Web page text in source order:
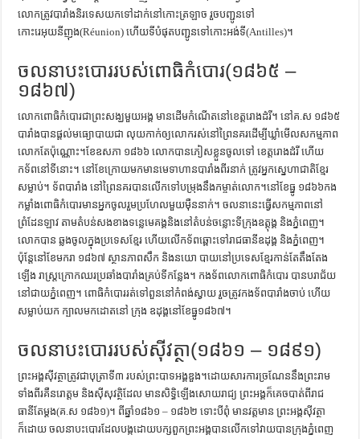
លោកត្រូវបារាំងនិរទេសយកទៅដាក់នៅកោះត្រឡាច រួចបញ្ជូនទៅ
កោះរេអុយនីញុង(Réunion) ហើយទីបំផុតបញ្ជូនទៅកោះអង់ទី(Antilles)។
ចលនាបះបោររបស់ពោធិកំបោរ(១៨៦៥ –
១៨៦៧)
លោកពោធិកំបោរជាព្រះសង្ឃមួយអង្គ មានដើមកំណើតនៅខេត្តរោងដំរី។ នៅគ.ស ១៨៦៥
បារាំងបានផ្ដល់មធ្យោបាយជា លុយកាក់ឲ្យលោករស់នៅព្រៃនគរដើម្បីឃ្លាំមើលសកម្មភាព
លោកតែប៉ុណ្ណោះ។ខែឧសភា ១៨៦៦ លោកបានភៀសខ្លួនចូលទៅ ខេត្តរោងដំរី ហើយ
កទ័ពនៅទីនោះ។ នៅខែក្រោយមកមានមេទាហានបារាំងពីរនាក់ ត្រូវអ្នកស្នេហាជាតិខ្មែរ
សម្លាប់។ ទ័ពបារាំង នៅព្រៃនគរបានលើកទៅបម្រុងនឹងកម្ចាត់លោក។នៅខែធ្នូ ១៨៦៦កង
កម្លាំងពោធិកំបោរមានអ្នកចូលរួមប្រហែលមួយម៉ឺននាក់។ ចលនានេះធ្វើសកម្មភាពនៅ
ព្រំដែនឡាវ តាមតំបន់សងខាងទន្លេមេគង្គនិងនៅតំបន់ចន្លោះទីក្រុងឧត្ដុង្គ និងភ្នំពេញ។
លោកបាន ឆ្លងចូលក្នុងប្រទេសខ្មែរ ហើយលើកទ័ពឆ្ពោះទៅរាជធានីឧដុង្គ និងភ្នំពេញ។
ប៉ុន្តែនៅខែមករា ១៨៦៧ ស្ថានភាពសឹក និងនយោ បាយនៅប្រទេសខ្មែរកាន់តែតឹងតែង
ឡើង រាស្ត្រក្រោកឈរប្រឆាំងបារាំងគ្រប់ទីកន្លែង។ កងទ័ពលោកពោធិកំបោរ បានបរាជ័យ
នៅជាយភ្នំពេញ។ ពោធិកំបោររត់ទៅពួននៅកំពង់ស្វាយ រួចត្រូវកងទ័ពបារាំងចាប់ ហើយ
សម្លាប់យក ក្បាលមកដោតនៅ ក្រុង ឧដុង្គនៅខែធ្នូ១៨៦៧។
ចលនាបះបោររបស់ស៊ីវត្ថា(១៨៦១ – ១៨៩១)
ព្រះអង្គស៊ីវត្ថាត្រូវជាបុត្រាទី៣ របស់ព្រះបាទអង្គឌួង។ដោយសារការច្រណែននឹងព្រះរាម
ទាំងពីរគឺនរោត្ដម និងស៊ីសុវត្ថិដែល មានសិទ្ធិឡើងសោយរាជ្យ ព្រះអង្គក៏គេចបាត់ពីរាជ
ធានីតែម្ដង(គ.ស ១៨៦១)។ ពីឆ្នាំ១៨៦១ – ១៨៦២ ទោះបីពុំ មានវត្តមាន ព្រះអង្គស៊ីវត្ថា
ក៏ដោយ ចលនាបះបោរដែលបង្កដោយបក្សពួកព្រះអង្គបានលើកទៅវាយបានក្រុងភ្នំពេញ